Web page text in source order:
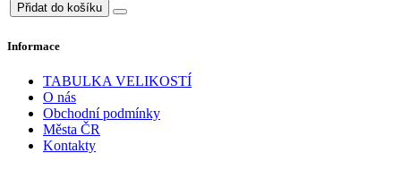
Přidat do košíku
Informace
TABULKA VELIKOSTÍ
O nás
Obchodní podmínky
Města ČR
Kontakty